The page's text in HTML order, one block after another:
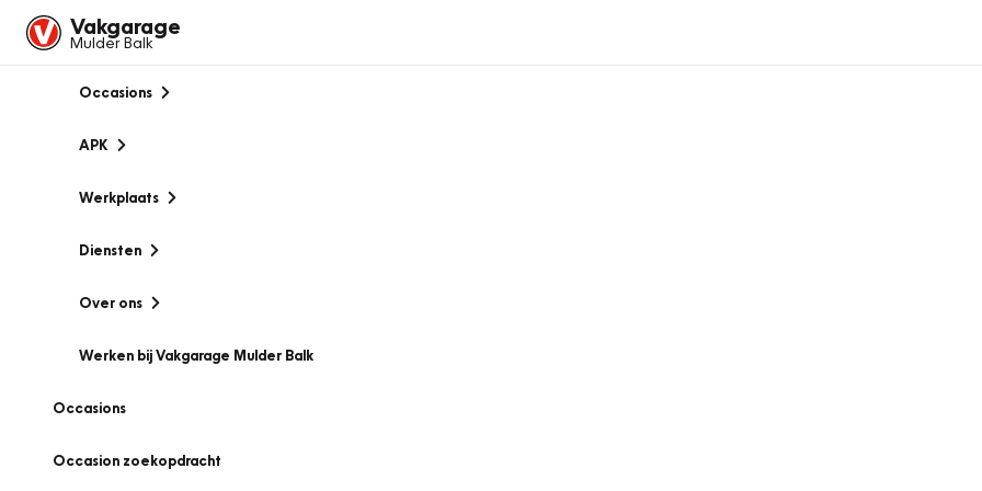
Vakgarage
Mulder Balk
Occasions
APK
Werkplaats
Diensten
Over ons
Werken bij Vakgarage Mulder Balk
Occasions
Occasion zoekopdracht